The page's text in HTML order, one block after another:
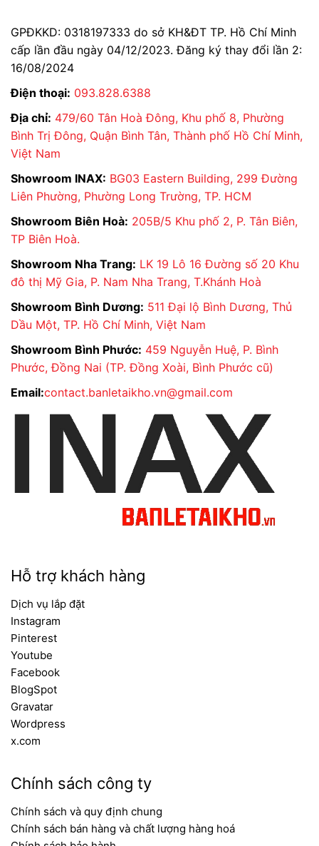
GPĐKKD: 0318197333 do sở KH&ĐT TP. Hồ Chí Minh
cấp lần đầu ngày 04/12/2023. Đăng ký thay đổi lần 2:
16/08/2024
Điện thoại: 093.828.6388
Địa chỉ: 479/60 Tân Hoà Đông, Khu phố 8, Phường
Bình Trị Đông, Quận Bình Tân, Thành phố Hồ Chí Minh,
Việt Nam
Showroom INAX: BG03 Eastern Building, 299 Đường
Liên Phường, Phường Long Trường, TP. HCM
Showroom Biên Hoà: 205B/5 Khu phố 2, P. Tân Biên,
TP Biên Hoà.
Showroom Nha Trang: LK 19 Lô 16 Đường số 20 Khu
đô thị Mỹ Gia, P. Nam Nha Trang, T.Khánh Hoà
Showroom Bình Dương: 511 Đại lộ Bình Dương, Thủ
Dầu Một, TP. Hồ Chí Minh, Việt Nam
Showroom Bình Phước: 459 Nguyễn Huệ, P. Bình
Phước, Đồng Nai (TP. Đồng Xoài, Bình Phước cũ)
Email:contact.banletaikho.vn@gmail.com
Hỗ trợ khách hàng
Dịch vụ lắp đặt
Instagram
Pinterest
Youtube
Facebook
BlogSpot
Gravatar
Wordpress
x.com
Chính sách công ty
Chính sách và quy định chung
Chính sách bán hàng và chất lượng hàng hoá